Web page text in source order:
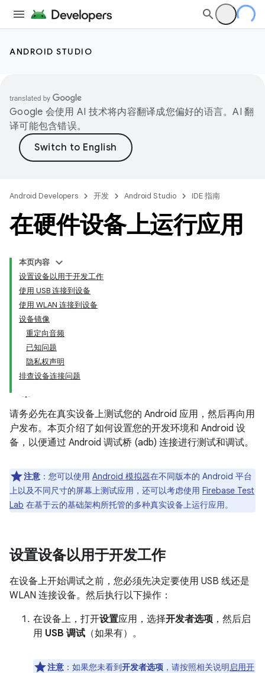
ANDROID STUDIO
Google 会使用 AI 技术将内容翻译成您偏好的语言。AI 翻
译可能包含错误。
Android Developers 开发 Android Studio IDE 指南
在硬件设备上运行应用
本页内容
设置设备以用于开发工作
使用 USB 连接到设备
使用 WLAN 连接到设备
设备镜像
重定向音频
已知问题
隐私权声明
排查设备连接问题
请务必先在真实设备上测试您的 Android 应用，然后再向用
户发布。本页介绍了如何设置您的开发环境和 Android 设
备，以便通过 Android 调试桥 (adb) 连接进行测试和调试。
注意 ：您可以使用 Android 模拟器在不同版本的 Android 平台
上以及不同尺寸的屏幕上测试应用，还可以考虑使用 Firebase Test
Lab 在基于云的基础架构所托管的多种真实设备上运行应用。
设置设备以用于开发工作
在设备上开始调试之前，您必须先决定要使用 USB 线还是
WLAN 连接设备。然后执行以下操作：
在设备上，打开设置应用，选择开发者选项 ，然后启
用 USB 调试 （如果有）。
注意 ：如果您未看到开发者选项 ，请按照相关说明启用开